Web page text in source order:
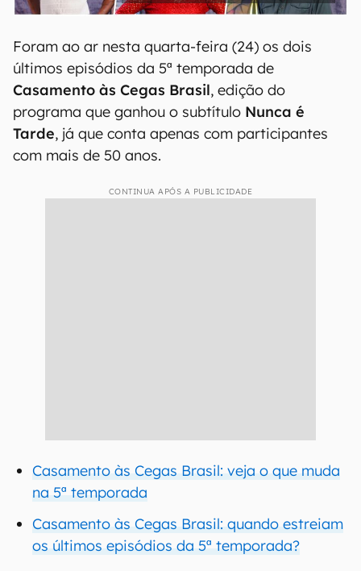
Foram ao ar nesta quarta-feira (24) os dois
últimos episódios da 5ª temporada de
Casamento às Cegas Brasil, edição do
programa que ganhou o subtítulo Nunca é
Tarde, já que conta apenas com participantes
com mais de 50 anos.
CONTINUA APÓS A PUBLICIDADE
Casamento às Cegas Brasil: veja o que muda
na 5ª temporada
Casamento às Cegas Brasil: quando estreiam
os últimos episódios da 5ª temporada?